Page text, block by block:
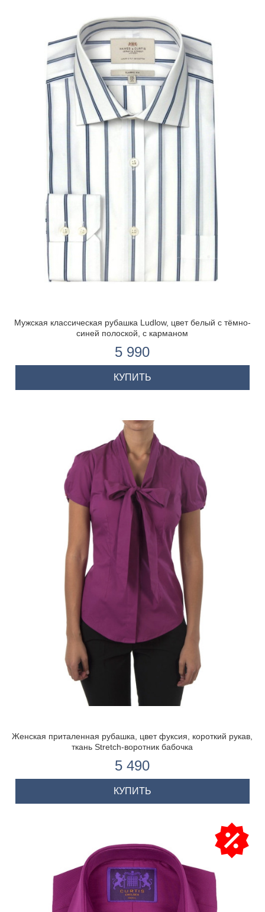
Мужская классическая рубашка Ludlow, цвет белый с тёмно-
синей полоской, с карманом
5 990
КУПИТЬ
Женская приталенная рубашка, цвет фуксия, короткий рукав,
ткань Stretch-воротник бабочка
5 490
КУПИТЬ